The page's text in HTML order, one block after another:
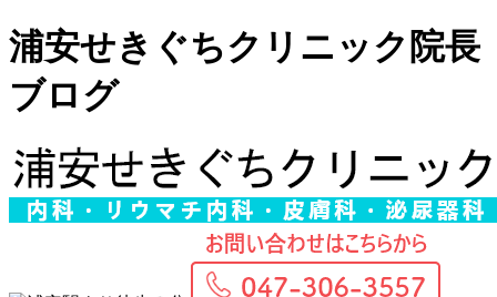
浦安せきぐちクリニック院長
ブログ